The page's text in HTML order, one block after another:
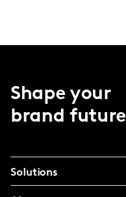
Shape your
brand future
Solutions